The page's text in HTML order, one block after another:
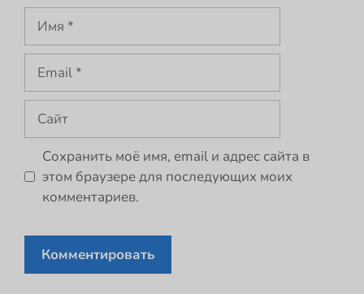
Имя
Email
Сайт
Сохранить моё имя, email и адрес сайта в
этом браузере для последующих моих
комментариев.